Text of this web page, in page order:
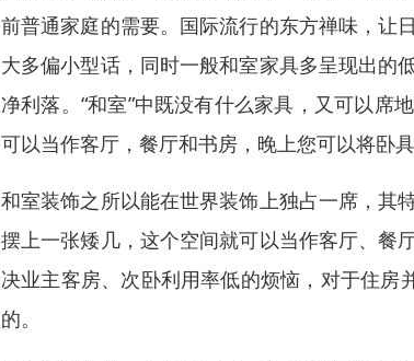
前普通家庭的需要。国际流行的东方禅味，让
大多偏小型话，同时一般和室家具多呈现出的
净利落。“和室”中既没有什么家具，又可以席
可以当作客厅，餐厅和书房，晚上您可以将卧
和室装饰之所以能在世界装饰上独占一席，其
摆上一张矮几，这个空间就可以当作客厅、餐
决业主客房、次卧利用率低的烦恼，对于住房
的。